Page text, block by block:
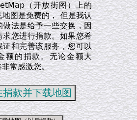
（开放街图）上的
图是免费的， 但是我认
做法是给予一些交换，因
求您进行捐款。如果您希
证和完善该服务，您可以
额的捐款。无论金额大
常感激您。